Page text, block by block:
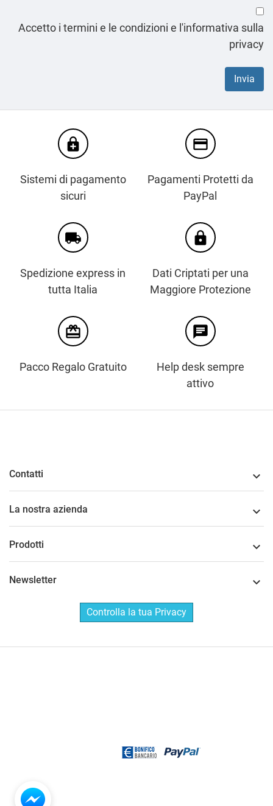
Accetto i termini e le condizioni e l'informativa sulla
privacy
enhanced_encryption
Sistemi di pagamento
sicuri
credit_card
Pagamenti Protetti da
PayPal
local_shipping
Spedizione express in
tutta Italia
https
Dati Criptati per una
Maggiore Protezione
card_giftcard
Pacco Regalo Gratuito
chat
Help desk sempre
attivo
Contatti 
La nostra azienda 
Prodotti 
Newsletter 
Controlla la tua Privacy